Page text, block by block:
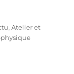
,Atelier et